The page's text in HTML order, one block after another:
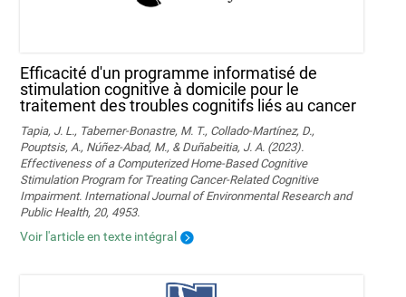
Efficacité d'un programme informatisé de
stimulation cognitive à domicile pour le
traitement des troubles cognitifs liés au cancer
Tapia, J. L., Taberner-Bonastre, M. T., Collado-Martínez, D.,
Pouptsis, A., Núñez-Abad, M., & Duñabeitia, J. A. (2023).
Effectiveness of a Computerized Home-Based Cognitive
Stimulation Program for Treating Cancer-Related Cognitive
Impairment. International Journal of Environmental Research and
Public Health, 20, 4953.
Voir l'article en texte intégral